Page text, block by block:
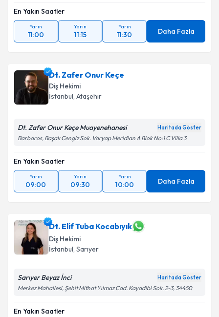
En Yakın Saatler
Yarın
11:00
Yarın
11:15
Yarın
11:30 Daha Fazla
Dt. Zafer Onur Keçe
Diş Hekimi
İstanbul, Ataşehir
Dt. Zafer Onur Keçe Muayenehanesi Haritada Göster
Barbaros, Başak Cengiz Sok. Varyap Meridian A Blok No:1 C Villa 3
En Yakın Saatler
Yarın
09:00
Yarın
09:30
Yarın
10:00 Daha Fazla
Dt. Elif Tuba Kocabıyık
Diş Hekimi
İstanbul, Sarıyer
Sarıyer Beyaz İnci Haritada Göster
Merkez Mahallesi, Şehit Mithat Yılmaz Cad. Kayadibi Sok. 2-3, 34450
En Yakın Saatler